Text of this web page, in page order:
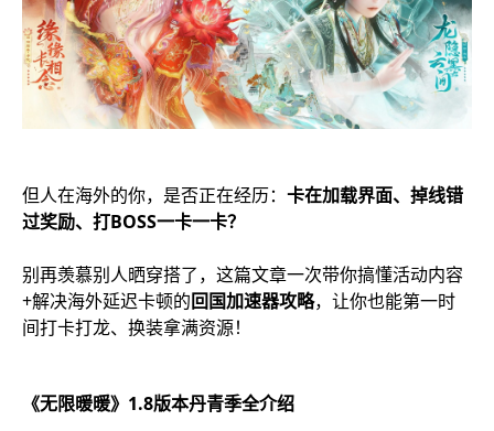
但人在海外的你，是否正在经历： 卡在加载界面、掉线错
过奖励、打BOSS一卡一卡？
别再羡慕别人晒穿搭了，这篇文章一次带你搞懂活动内容
+解决海外延迟卡顿的回国加速器攻略，让你也能第一时
间打卡打龙、换装拿满资源！
《无限暖暖》1.8版本丹青季全介绍